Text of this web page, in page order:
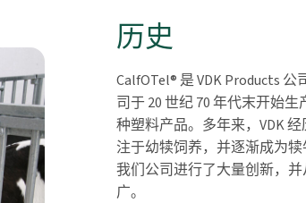
历史
CalfOTel® 是 VDK Products
司于 20 世纪 70 年代末开始
种塑料产品。多年来，VDK
注于幼犊饲养，并逐渐成为犊
我们公司进行了大量创新，
广。